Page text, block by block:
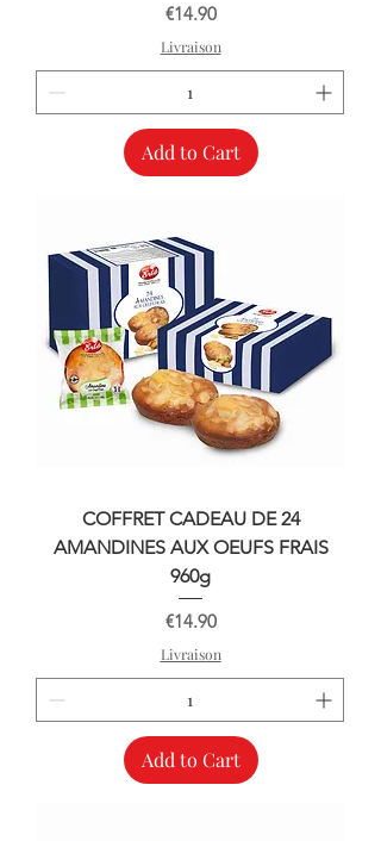
Price
€14.90
Livraison
Add to Cart
COFFRET CADEAU DE 24
AMANDINES AUX OEUFS FRAIS
960g
Price
€14.90
Livraison
Add to Cart